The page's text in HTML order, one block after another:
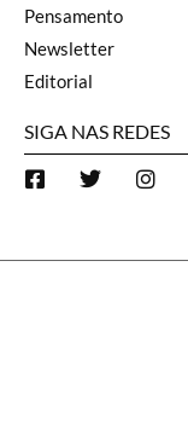
Pensamento
Newsletter
Editorial
SIGA NAS REDES